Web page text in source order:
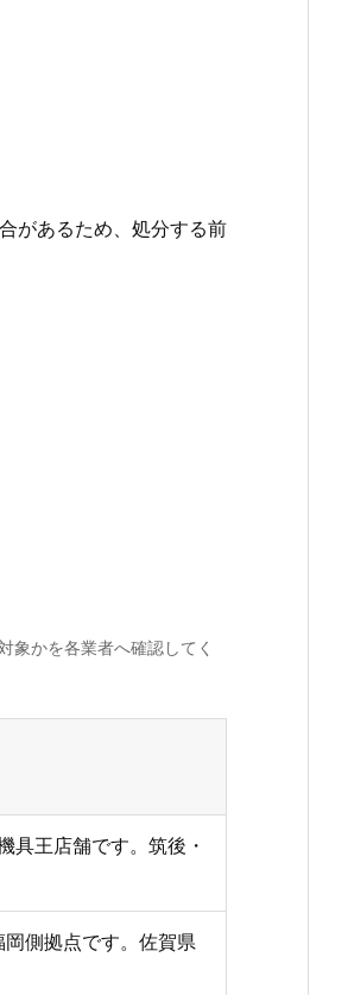
があるため、処分する前
象かを各業者へ確認してく
具王店舗です。筑後・
側拠点です。佐賀県